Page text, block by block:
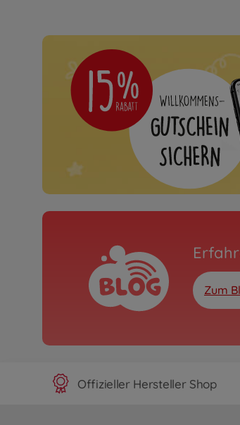
Zum
Offizieller Hersteller Shop